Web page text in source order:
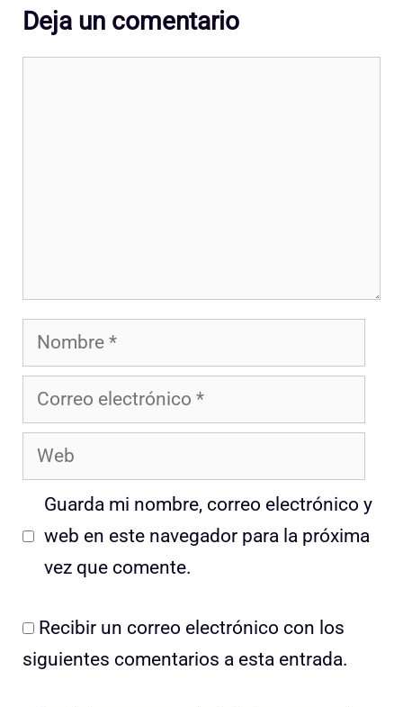
Deja un comentario
Nombre
Correo
electrónico
Web
Guarda mi nombre, correo electrónico y
web en este navegador para la próxima
vez que comente.
Recibir un correo electrónico con los
siguientes comentarios a esta entrada.